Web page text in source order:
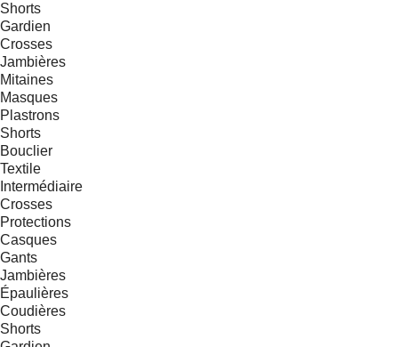
Shorts
Gardien
Crosses
Jambières
Mitaines
Masques
Plastrons
Shorts
Bouclier
Textile
Intermédiaire
Crosses
Protections
Casques
Gants
Jambières
Épaulières
Coudières
Shorts